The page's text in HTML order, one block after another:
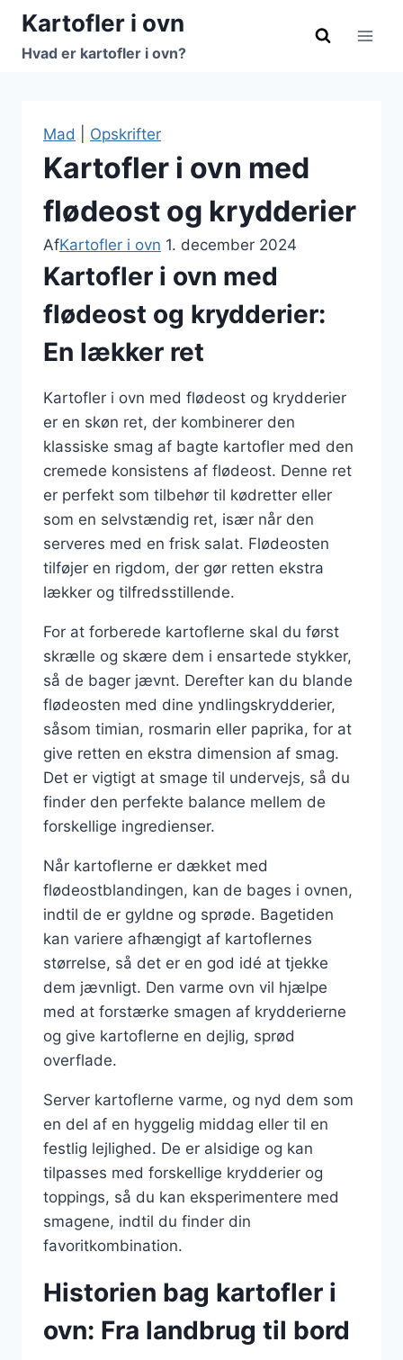
Fortsæt
indhold
Kartofler i ovn
Hvad er kartofler i ovn?
Mad Opskrifter
Kartofler i ovn med
flødeost og krydderier
AfKartofler i ovn 1. december 2024
Kartofler i ovn med
flødeost og krydderier:
En lækker ret
Kartofler i ovn med flødeost og krydderier
er en skøn ret, der kombinerer den
klassiske smag af bagte kartofler med den
cremede konsistens af flødeost. Denne ret
er perfekt som tilbehør til kødretter eller
som en selvstændig ret, især når den
serveres med en frisk salat. Flødeosten
tilføjer en rigdom, der gør retten ekstra
lækker og tilfredsstillende.
For at forberede kartoflerne skal du først
skrælle og skære dem i ensartede stykker,
så de bager jævnt. Derefter kan du blande
flødeosten med dine yndlingskrydderier,
såsom timian, rosmarin eller paprika, for at
give retten en ekstra dimension af smag.
Det er vigtigt at smage til undervejs, så du
finder den perfekte balance mellem de
forskellige ingredienser.
Når kartoflerne er dækket med
flødeostblandingen, kan de bages i ovnen,
indtil de er gyldne og sprøde. Bagetiden
kan variere afhængigt af kartoflernes
størrelse, så det er en god idé at tjekke
dem jævnligt. Den varme ovn vil hjælpe
med at forstærke smagen af krydderierne
og give kartoflerne en dejlig, sprød
overflade.
Server kartoflerne varme, og nyd dem som
en del af en hyggelig middag eller til en
festlig lejlighed. De er alsidige og kan
tilpasses med forskellige krydderier og
toppings, så du kan eksperimentere med
smagene, indtil du finder din
favoritkombination.
Historien bag kartofler i
ovn: Fra landbrug til bord